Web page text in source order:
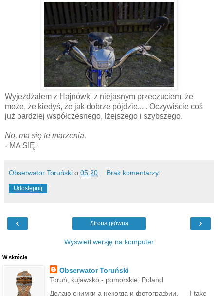
Wyjeżdżałem z Hajnówki z niejasnym przeczuciem, że
może, że kiedyś, że jak dobrze pójdzie... . Oczywiście coś
już bardziej współczesnego, lżejszego i szybszego.
No, ma się te marzenia.
- MA SIĘ!
Obserwator Toruński o 05:20 Brak komentarzy:
Udostępnij
‹ ›
Strona główna
Wyświetl wersję na komputer
W skrócie
Obserwator Toruński
Toruń, kujawsko - pomorskie, Poland
Делаю снимки а некогда и фотографии.___I take